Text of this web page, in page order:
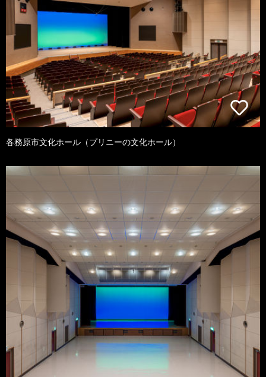
各務原市文化ホール（プリニーの文化ホール）